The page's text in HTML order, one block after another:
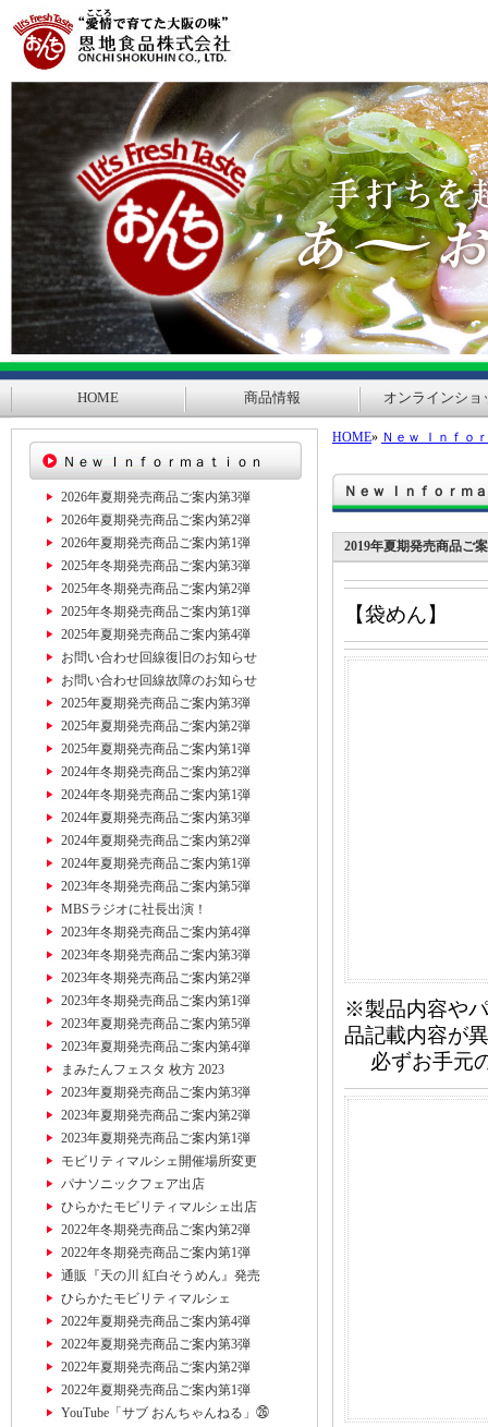
HOME 商品情報 オンラインショ
HOME» Ｎｅｗ Ｉｎｆｏ
Ｎｅｗ Ｉｎｆｏｒｍ
2019年夏期発売商品ご
【袋めん】
※製品内容や
品記載内容が
必ずお手元
Ｎｅｗ Ｉｎｆｏｒｍａｔｉｏｎ
2026年夏期発売商品ご案内第3弾
2026年夏期発売商品ご案内第2弾
2026年夏期発売商品ご案内第1弾
2025年冬期発売商品ご案内第3弾
2025年冬期発売商品ご案内第2弾
2025年冬期発売商品ご案内第1弾
2025年夏期発売商品ご案内第4弾
お問い合わせ回線復旧のお知らせ
お問い合わせ回線故障のお知らせ
2025年夏期発売商品ご案内第3弾
2025年夏期発売商品ご案内第2弾
2025年夏期発売商品ご案内第1弾
2024年冬期発売商品ご案内第2弾
2024年冬期発売商品ご案内第1弾
2024年夏期発売商品ご案内第3弾
2024年夏期発売商品ご案内第2弾
2024年夏期発売商品ご案内第1弾
2023年冬期発売商品ご案内第5弾
MBSラジオに社長出演！
2023年冬期発売商品ご案内第4弾
2023年冬期発売商品ご案内第3弾
2023年冬期発売商品ご案内第2弾
2023年冬期発売商品ご案内第1弾
2023年夏期発売商品ご案内第5弾
2023年夏期発売商品ご案内第4弾
まみたんフェスタ 枚方 2023
2023年夏期発売商品ご案内第3弾
2023年夏期発売商品ご案内第2弾
2023年夏期発売商品ご案内第1弾
モビリティマルシェ開催場所変更
パナソニックフェア出店
ひらかたモビリティマルシェ出店
2022年冬期発売商品ご案内第2弾
2022年冬期発売商品ご案内第1弾
通販『天の川 紅白そうめん』発売
ひらかたモビリティマルシェ
2022年夏期発売商品ご案内第4弾
2022年夏期発売商品ご案内第3弾
2022年夏期発売商品ご案内第2弾
2022年夏期発売商品ご案内第1弾
YouTube「サブ おんちゃんねる」㉖